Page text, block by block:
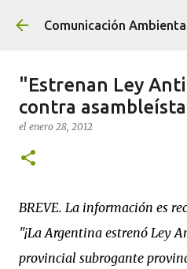
Ir al
Comunicación
"Estrenan Ley
contra
el enero 28, 2012
BREVE. La información es
"¡La Argentina estrenó Ley
provincial subrogante